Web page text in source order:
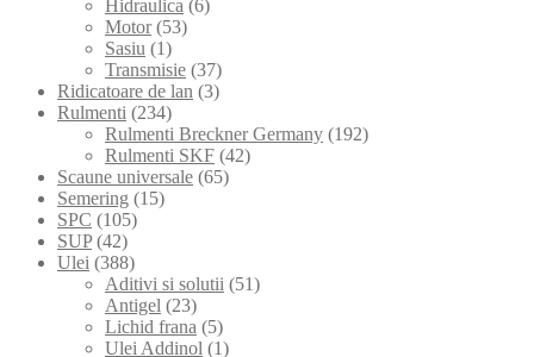
Hidraulica (6)
Motor (53)
Sasiu (1)
Transmisie (37)
Ridicatoare de lan (3)
Rulmenti (234)
Rulmenti Breckner Germany (192)
Rulmenti SKF (42)
Scaune universale (65)
Semering (15)
SPC (105)
SUP (42)
Ulei (388)
Aditivi si solutii (51)
Antigel (23)
Lichid frana (5)
Ulei Addinol (1)